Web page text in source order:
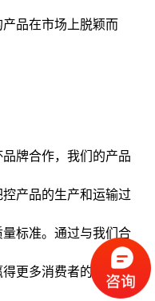
品在市场上脱颖而
牌合作，我们的产品
产品的生产和运输过
标准。通过与我们合
更多消费者的信赖和